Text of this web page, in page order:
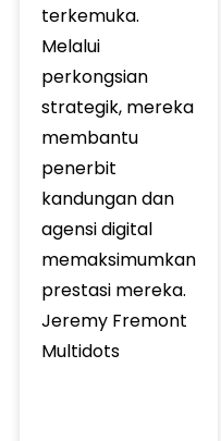
terkemuka.
Melalui
perkongsian
strategik, mereka
membantu
penerbit
kandungan dan
agensi digital
memaksimumkan
prestasi mereka.
Jeremy Fremont
Multidots